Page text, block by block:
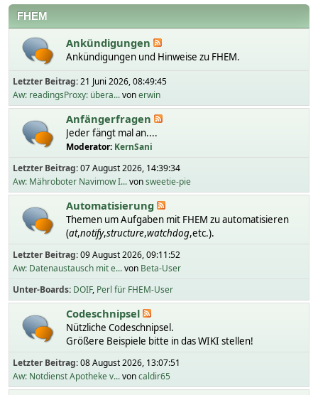
FHEM
Ankündigungen
Ankündigungen und Hinweise zu FHEM.
Letzter Beitrag:21 Juni 2026, 08:49:45
Aw: readingsProxy: übera...vonerwin
Anfängerfragen
Jeder fängt mal an....
Moderator: KernSani
Letzter Beitrag:07 August 2026, 14:39:34
Aw: Mähroboter Navimow I...vonsweetie-pie
Automatisierung
Themen um Aufgaben mit FHEM zu automatisieren
(at,notify,structure,watchdog,etc.).
Letzter Beitrag:09 August 2026, 09:11:52
Aw: Datenaustausch mit e...von Beta-User
Unter-Boards DOIF Perl für FHEM-User
Codeschnipsel
Nützliche Codeschnipsel.
Größere Beispiele bitte in das WIKI stellen!
Letzter Beitrag:08 August 2026, 13:07:51
Aw: Notdienst Apotheke v...voncaldir65